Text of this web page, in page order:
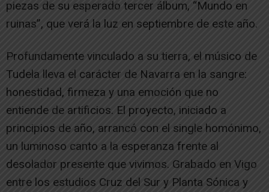
piezas de su esperado tercer álbum, “Mundo en
ruinas”, que verá la luz en septiembre de este año.
Profundamente vinculado a su tierra, el músico de
Tudela lleva el carácter de Navarra en la sangre:
honestidad, firmeza y una emoción que no
entiende de artificios. El proyecto, iniciado a
principios de año, arrancó con el single homónimo,
un luminoso canto a la esperanza frente al
desolador presente que vivimos. Grabado en Vigo
entre los estudios Cruz del Sur y Planta Sónica y